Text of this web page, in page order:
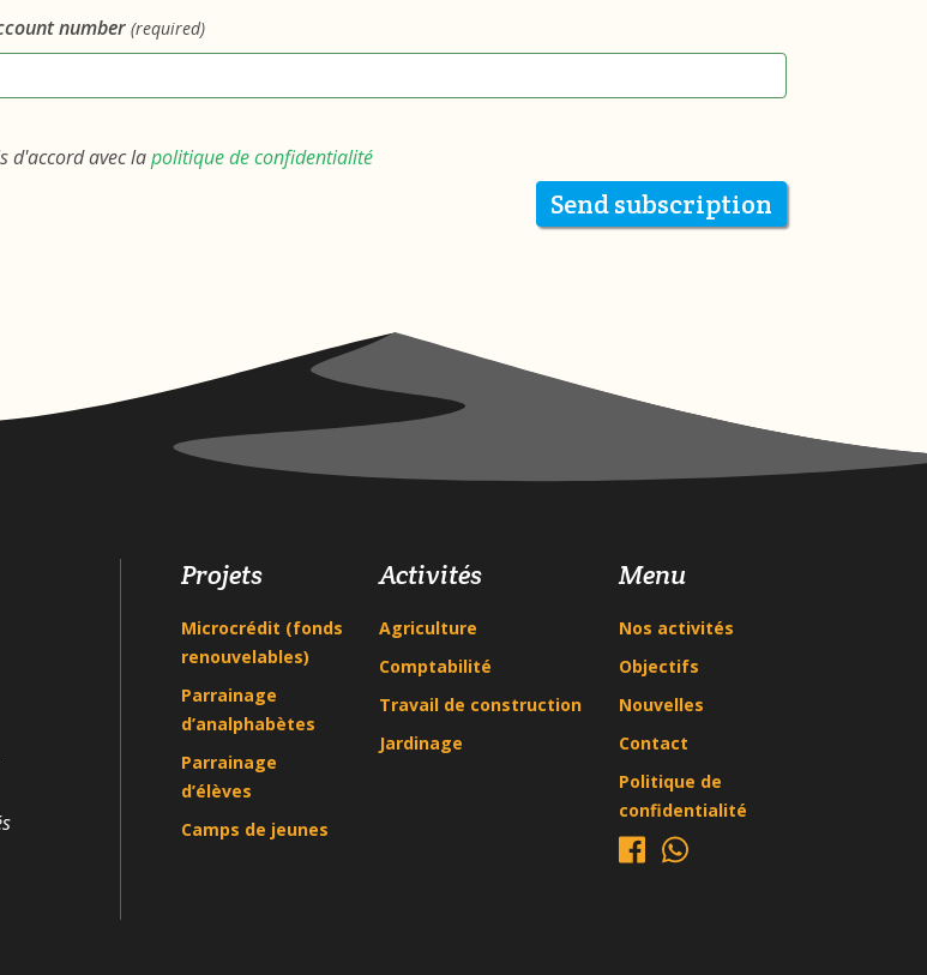
number (required)
d'accord avec lapolitique de confidentialité
Send subscription
Projets
Microcrédit (fonds
renouvelables)
Parrainage
d’analphabètes
Parrainage
d’élèves
Camps de jeunes
Activités
Agriculture
Comptabilité
Travail de construction
Jardinage
Menu
Nos activités
Objectifs
Nouvelles
Contact
Politique de
confidentialité